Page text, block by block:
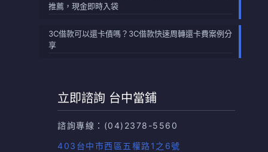
推薦，現金即時入袋
3C借款可以還卡債嗎？3C借款快速周轉還卡費案例分
享
立即諮詢 台中當鋪
諮詢專線： (04)2378-5560
403台中市西區五權路1之6號